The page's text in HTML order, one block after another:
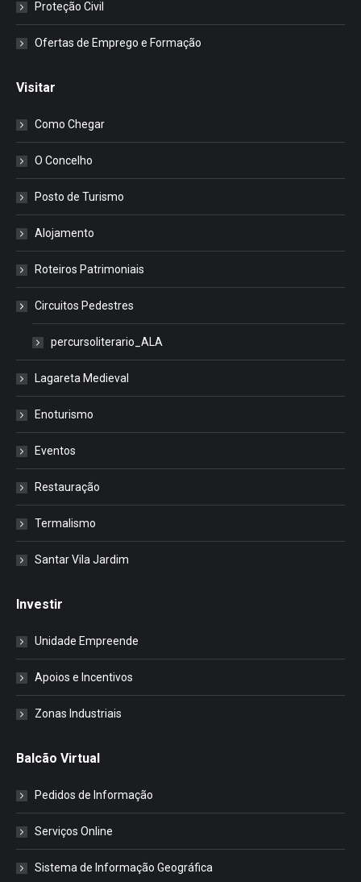
Proteção Civil
Ofertas de Emprego e Formação
Visitar
Como Chegar
O Concelho
Posto de Turismo
Alojamento
Roteiros Patrimoniais
Circuitos Pedestres
percursoliterario_ALA
Lagareta Medieval
Enoturismo
Eventos
Restauração
Termalismo
Santar Vila Jardim
Investir
Unidade Empreende
Apoios e Incentivos
Zonas Industriais
Balcão Virtual
Pedidos de Informação
Serviços Online
Sistema de Informação Geográfica